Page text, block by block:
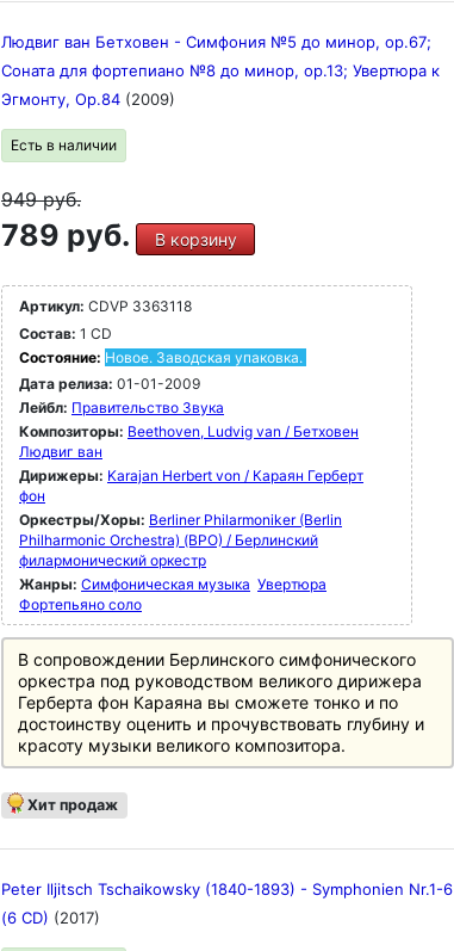
Людвиг ван Бетховен - Симфония №5 до минор, ор.67;
Соната для фортепиано №8 до минор, ор.13; Увертюра к
Эгмонту, Ор.84 (2009)
Есть в наличии
949руб.
789 руб. В корзину
Артикул: CDVP 3363118
Состав: 1 CD
Состояние: Новое. Заводская упаковка.
Дата релиза: 01-01-2009
Лейбл: Правительство Звука
Композиторы: Beethoven, Ludvig van / Бетховен
Людвиг ван
Дирижеры: Karajan Herbert von / Караян Герберт
фон
Оркестры/Хоры: Berliner Philarmoniker (Berlin
Philharmonic Orchestra) (BPO) / Берлинский
филармонический оркестр
Жанры: Симфоническая музыка Увертюра
Фортепьяно соло
В сопровождении Берлинского симфонического
оркестра под руководством великого дирижера
Герберта фон Караяна вы сможете тонко и по
достоинству оценить и прочувствовать глубину и
красоту музыки великого композитора.
Хит продаж
Peter Iljitsch Tschaikowsky (1840-1893) - Symphonien Nr.1-6
(6 CD) (2017)